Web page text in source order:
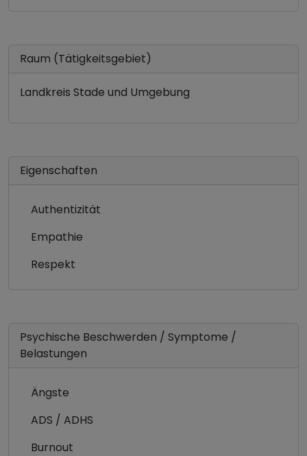
Raum (Tätigkeitsgebiet)
Landkreis Stade und Umgebung
Eigenschaften
Authentizität
Empathie
Respekt
Psychische Beschwerden / Symptome /
Belastungen
Ängste
ADS / ADHS
Burnout